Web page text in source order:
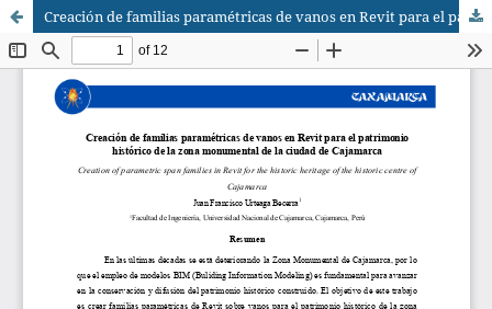
Creación de familias paramétricas de vanos en Revit para el patrimonio histórico de la zona monumental de la ciudad de Cajamarca